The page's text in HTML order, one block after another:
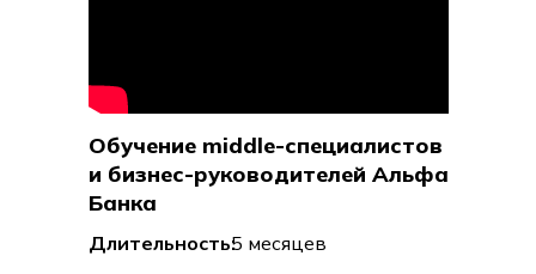
5 месяцев
Длительность:
Обучение middle-специалистов
и бизнес-руководителей Альфа
Банка